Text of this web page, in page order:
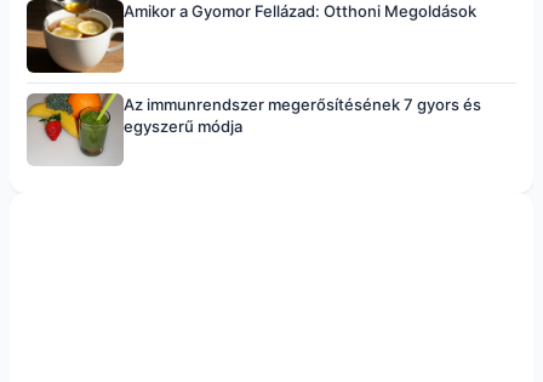
Amikor a Gyomor Fellázad: Otthoni Megoldások
Az immunrendszer megerősítésének 7 gyors és
egyszerű módja